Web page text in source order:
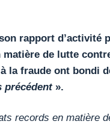
rapport d’activité
matière de lutte
la fraude ont bondi
précédent».
records en matière